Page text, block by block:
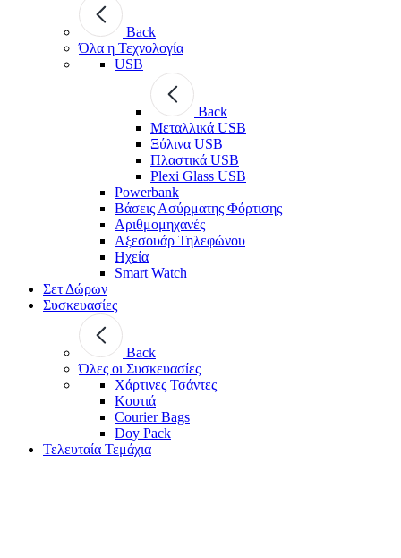
Back
Όλα η Τεχνολογία
USB
Back
Μεταλλικά USB
Ξύλινα USB
Πλαστικά USB
Plexi Glass USB
Powerbank
Βάσεις Ασύρματης Φόρτισης
Αριθμομηχανές
Αξεσουάρ Τηλεφώνου
Ηχεία
Smart Watch
Σετ Δώρων
Συσκευασίες
Back
Όλες οι Συσκευασίες
Χάρτινες Τσάντες
Κουτιά
Courier Bags
Doy Pack
Τελευταία Τεμάχια